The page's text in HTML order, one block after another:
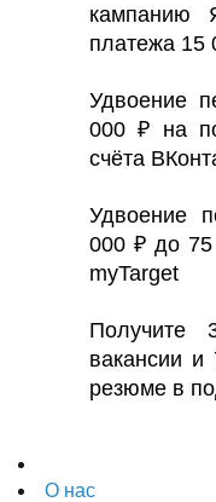
кампанию
платежа 15
Удвоение
000 ₽ на
счёта
Удвоение
000 ₽ до
myTarget
Получите
вакансии и
резюме в
О нас